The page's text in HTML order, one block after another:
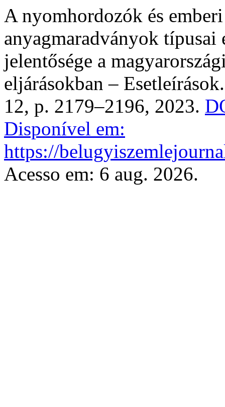
A nyomhordozók és
anyagmaradványok típusai
jelentősége a
eljárásokban –
12, p. 2179–2196, 2023.
Disponível em:
https://
Acesso em: 6 aug. 2026.